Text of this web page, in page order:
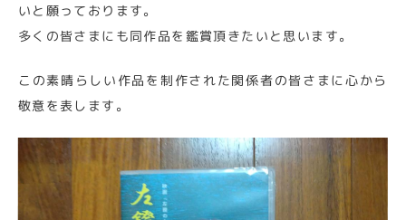
いと願っております。
多くの皆さまにも同作品を鑑賞頂きたいと思います。
この素晴らしい作品を制作された関係者の皆さまに心から
敬意を表します。